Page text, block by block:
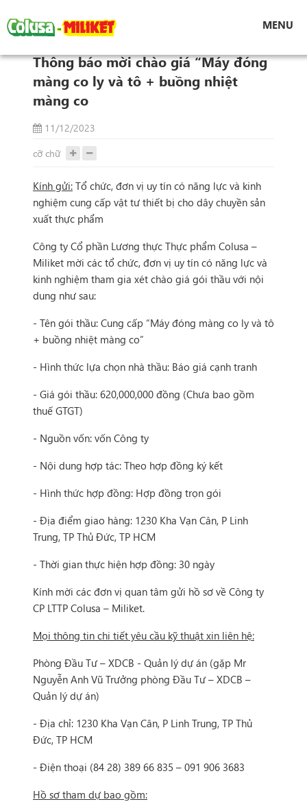
MENU
Thông báo mời chào giá “Máy đóng màng co ly
Thông báo mời chào giá “Máy đóng
màng co ly và tô + buồng nhiệt
màng co
11/12/2023
cỡ chữ
Kính gửi: Tổ chức, đơn vị uy tín có năng lực và kinh
nghiệm cung cấp vật tư thiết bị cho dây chuyền sản
xuất thực phẩm
Công ty Cổ phần Lương thực Thực phẩm Colusa –
Miliket mời các tổ chức, đơn vị uy tín có năng lực và
kinh nghiệm tham gia xét chào giá gói thầu với nội
dung như sau:
- Tên gói thầu: Cung cấp “Máy đóng màng co ly và tô
+ buồng nhiệt màng co”
- Hình thức lựa chọn nhà thầu: Báo giá cạnh tranh
- Giá gói thầu: 620,000,000 đồng (Chưa bao gồm
thuế GTGT)
- Nguồn vốn: vốn Công ty
- Nội dung hợp tác: Theo hợp đồng ký kết
- Hình thức hợp đồng: Hợp đồng trọn gói
- Địa điểm giao hàng: 1230 Kha Vạn Cân, P Linh
Trung, TP Thủ Đức, TP HCM
- Thời gian thực hiện hợp đồng: 30 ngày
Kính mời các đơn vị quan tâm gửi hồ sơ về Công ty
CP LTTP Colusa – Miliket.
Mọi thông tin chi tiết yêu cầu kỹ thuật xin liên hệ:
Phòng Đầu Tư – XDCB - Quản lý dự án (gặp Mr
Nguyễn Anh Vũ Trưởng phòng Đầu Tư – XDCB –
Quản lý dự án)
- Địa chỉ: 1230 Kha Vạn Cân, P Linh Trung, TP Thủ
Đức, TP HCM
- Điện thoại (84 28) 389 66 835 – 091 906 3683
Hồ sơ tham dự bao gồm: